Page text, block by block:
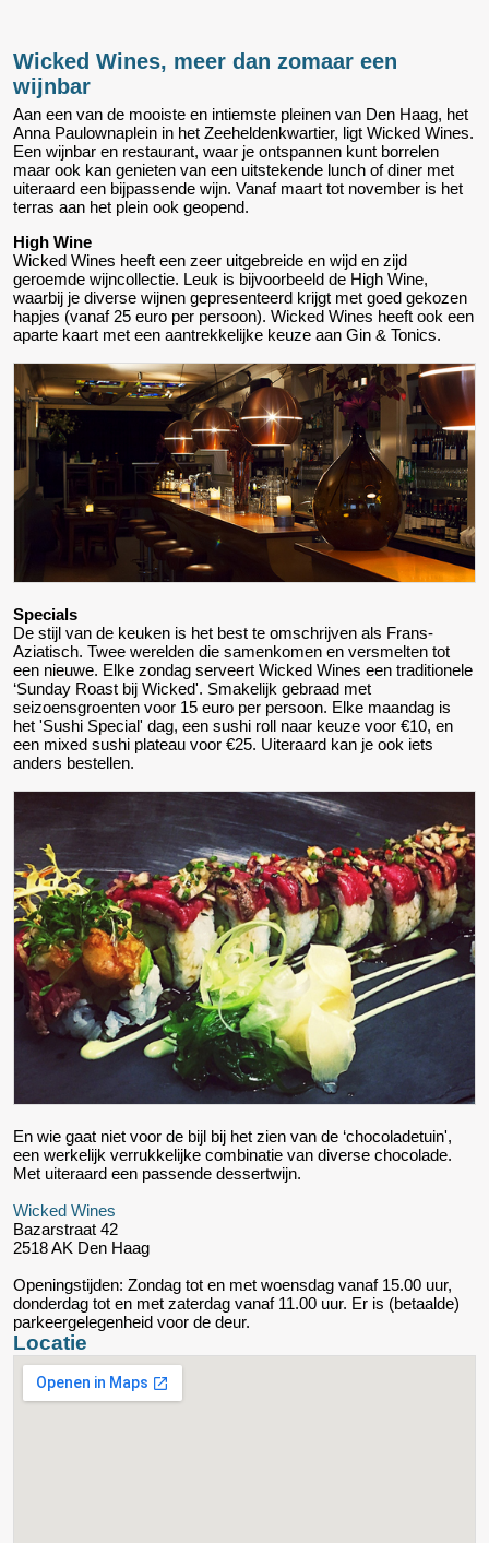
Wicked Wines, meer dan zomaar een
wijnbar
Aan een van de mooiste en intiemste pleinen van Den Haag, het
Anna Paulownaplein in het Zeeheldenkwartier, ligt Wicked Wines.
Een wijnbar en restaurant, waar je ontspannen kunt borrelen
maar ook kan genieten van een uitstekende lunch of diner met
uiteraard een bijpassende wijn. Vanaf maart tot november is het
terras aan het plein ook geopend.
High Wine
Wicked Wines heeft een zeer uitgebreide en wijd en zijd
geroemde wijncollectie. Leuk is bijvoorbeeld de High Wine,
waarbij je diverse wijnen gepresenteerd krijgt met goed gekozen
hapjes (vanaf 25 euro per persoon). Wicked Wines heeft ook een
aparte kaart met een aantrekkelijke keuze aan Gin & Tonics.
Specials
De stijl van de keuken is het best te omschrijven als Frans-
Aziatisch. Twee werelden die samenkomen en versmelten tot
een nieuwe. Elke zondag serveert Wicked Wines een traditionele
‘Sunday Roast bij Wicked'. Smakelijk gebraad met
seizoensgroenten voor 15 euro per persoon. Elke maandag is
het 'Sushi Special' dag, een sushi roll naar keuze voor €10, en
een mixed sushi plateau voor €25. Uiteraard kan je ook iets
anders bestellen.
En wie gaat niet voor de bijl bij het zien van de ‘chocoladetuin',
een werkelijk verrukkelijke combinatie van diverse chocolade.
Met uiteraard een passende dessertwijn.
Wicked Wines
Bazarstraat 42
2518 AK Den Haag
Openingstijden: Zondag tot en met woensdag vanaf 15.00 uur,
donderdag tot en met zaterdag vanaf 11.00 uur. Er is (betaalde)
parkeergelegenheid voor de deur.
Locatie